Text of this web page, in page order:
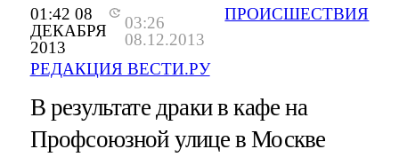
01:42 08
ДЕКАБРЯ
2013
03:26
08.12.2013
РЕДАКЦИЯ ВЕСТИ.РУ
ПРОИСШЕСТВИЯ
В результате драки в кафе на
Профсоюзной улице в Москве